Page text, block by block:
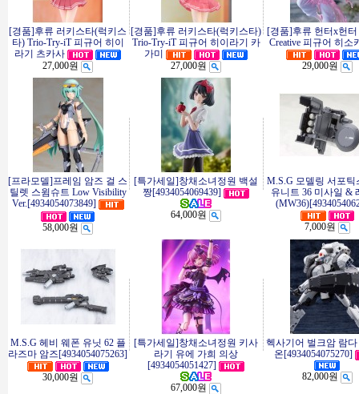
[경품]후류 러키스타(럭키스
타) Trio-Try-iT 피규어 히이
라기 츠카사
27,000원
[경품]후류 러키스타(럭키스타)
Trio-Try-iT 피규어 히이라기 카
가미
27,000원
[경품]후류 헌터x헌터
Creative 피규어 히소
29,000원
[프라모델]프레임 암즈 걸 스
틸렛 스윔슈트 Low Visibility
Ver.[4934054073849]
58,000원
[특가세일]창채소녀정원 백설
짱[4934054069439]
64,000원
M.S.G 모델링 서포틱
유니트 36 미사일 &
7,000원
M.S.G 헤비 웨폰 유닛 62 플
라즈마 암즈[4934054075263]
30,000원
[특가세일]창채소녀정원 키사
라기 유에 가희 의상
[4934054051427]
67,000원
헥사기어 벌크암 람
온[4934054075270]
82,000원